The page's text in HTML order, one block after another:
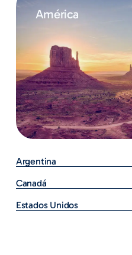
América
Argentina
Canadá
Estados Unidos